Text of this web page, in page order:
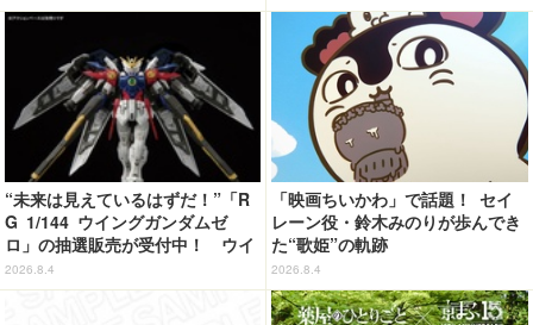
声優・稲田徹が出演「ヤンマガ」
全6種が登場
“未来は見えているはずだ！”「R
G 1/144 ウイングガンダムゼ
ロ」の抽選販売が受付中！ ウイ
ングバインダーにRGならではの
ギミックを搭載
2026.8.4
「映画ちいかわ」で話題！ セイ
レーン役・鈴木みのりが歩んでき
た“歌姫”の軌跡
2026.8.4